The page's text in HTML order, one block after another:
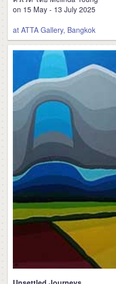
on 15 May - 13 July 2025
at ATTA Gallery, Bangkok